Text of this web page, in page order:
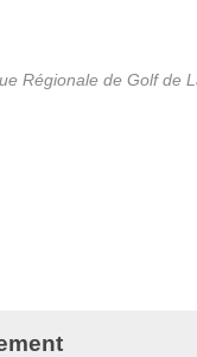
Régionale de Golf de